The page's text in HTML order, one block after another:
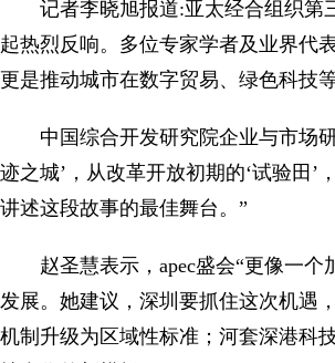
记者李晓旭报道:亚太经合组织第
起热烈反响。多位专家学者及业界代
更是推动城市在数字贸易、绿色科技
中国综合开发研究院企业与市场
迹之城’，从改革开放初期的‘试验田
讲述这段故事的最佳舞台。”
赵圣慧表示，apec盛会“更像一
发展。她建议，深圳要抓住这次机遇
机制升级为区域性标准；河套深港科